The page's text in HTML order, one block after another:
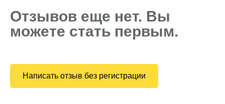
Отзывов еще нет. Вы
можете стать первым.
Написать отзыв без регистрации